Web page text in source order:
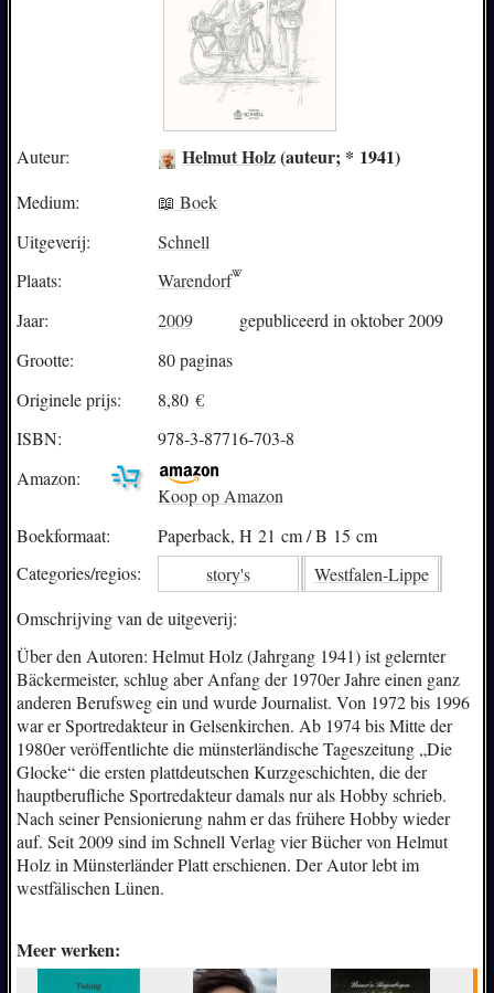
Auteur: Helmut Holz(auteur; * 1941)
Medium:
📖 Boek
Uitgeverij:
Schnell
Plaats:
Warendorf
Jaar:
2009
gepubliceerd in oktober 2009
Grootte:
80 paginas
Originele prijs:
8,80 €
ISBN:
978-3-87716-703-8
Amazon:
Koop op Amazon
Boekformaat:
Paperback, H 21 cm / B 15 cm
Categories/regios: story's
Westfalen-Lippe
Omschrijving van de uitgeverij:
Über den Autoren: Helmut Holz (Jahrgang 1941) ist gelernter
Bäckermeister, schlug aber Anfang der 1970er Jahre einen ganz
anderen Berufsweg ein und wurde Journalist. Von 1972 bis 1996
war er Sportredakteur in Gelsenkirchen. Ab 1974 bis Mitte der
1980er veröffentlichte die münsterländische Tageszeitung „Die
Glocke“ die ersten plattdeutschen Kurzgeschichten, die der
hauptberufliche Sportredakteur damals nur als Hobby schrieb.
Nach seiner Pensionierung nahm er das frühere Hobby wieder
auf. Seit 2009 sind im Schnell Verlag vier Bücher von Helmut
Holz in Münsterländer Platt erschienen. Der Autor lebt im
westfälischen Lünen.
Meer werken: